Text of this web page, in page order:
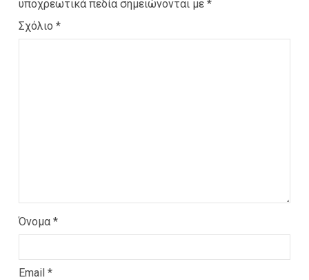
υποχρεωτικά πεδία σημειώνονται με *
Σχόλιο *
Όνομα *
Email *